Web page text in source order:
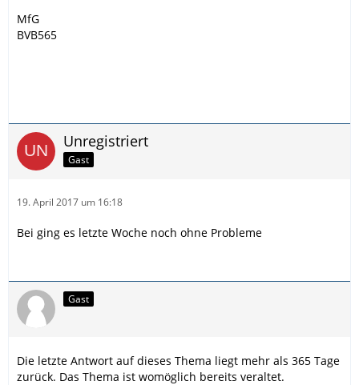
MfG
BVB565
Unregistriert
Gast
19. April 2017 um 16:18
Bei ging es letzte Woche noch ohne Probleme
Gast
Die letzte Antwort auf dieses Thema liegt mehr als 365 Tage
zurück. Das Thema ist womöglich bereits veraltet.